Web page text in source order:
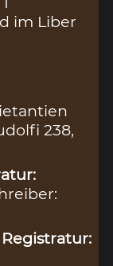
im Liber
238,